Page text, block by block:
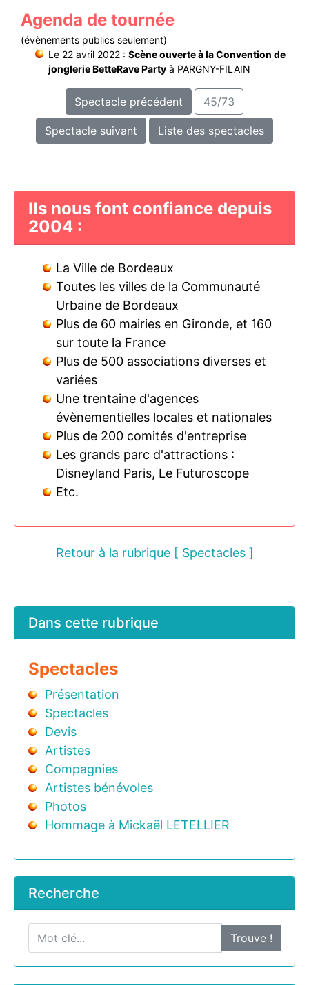
Agenda de tournée
(évènements publics seulement)
Le 22 avril 2022 : Scène ouverte à la Convention de
jonglerie BetteRave Party à PARGNY-FILAIN
Spectacle précédent 45/73
Spectacle suivant Liste des spectacles
Ils nous font confiance depuis
2004 :
La Ville de Bordeaux
Toutes les villes de la Communauté
Urbaine de Bordeaux
Plus de 60 mairies en Gironde, et 160
sur toute la France
Plus de 500 associations diverses et
variées
Une trentaine d'agences
évènementielles locales et nationales
Plus de 200 comités d'entreprise
Les grands parc d'attractions :
Disneyland Paris, Le Futuroscope
Etc.
Retour à la rubrique [ Spectacles ]
Dans cette rubrique
Spectacles
Présentation
Spectacles
Devis
Artistes
Compagnies
Artistes bénévoles
Photos
Hommage à Mickaël LETELLIER
Recherche
Trouve !